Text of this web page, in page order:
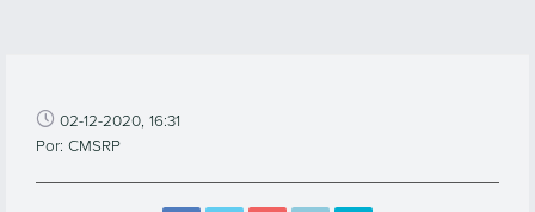
02-12-2020, 16:31
Por: CMSRP